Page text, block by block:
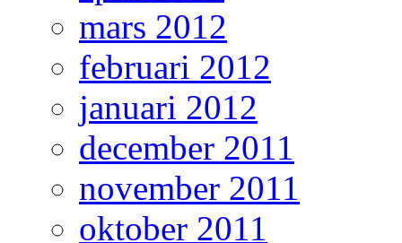
mars 2012
februari 2012
januari 2012
december 2011
november 2011
oktober 2011